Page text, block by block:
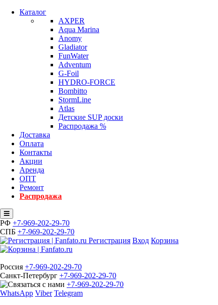
Каталог
AXPER
Aqua Marina
Anomy
Gladiator
FunWater
Adventum
G-Foil
HYDRO-FORCE
Bombitto
StormLine
Atlas
Детские SUP доски
Распродажа %
Доставка
Оплата
Контакты
Акции
Аренда
ОПТ
Ремонт
Распродажа
РФ +7-969-202-29-70
СПБ +7-969-202-29-70
Регистрация Вход Корзина
Россия +7-969-202-29-70
Санкт-Петербург +7-969-202-29-70
+7-969-202-29-70
WhatsApp Viber Telegram